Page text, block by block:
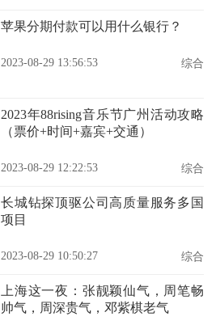
苹果分期付款可以用什么银行？
2023-08-29 13:56:53 综合
2023年88rising音乐节广州活动攻略
（票价+时间+嘉宾+交通）
2023-08-29 12:22:53 综合
长城钻探顶驱公司高质量服务多国
项目
2023-08-29 10:50:27 综合
上海这一夜：张靓颖仙气，周笔畅
帅气，周深贵气，邓紫棋老气